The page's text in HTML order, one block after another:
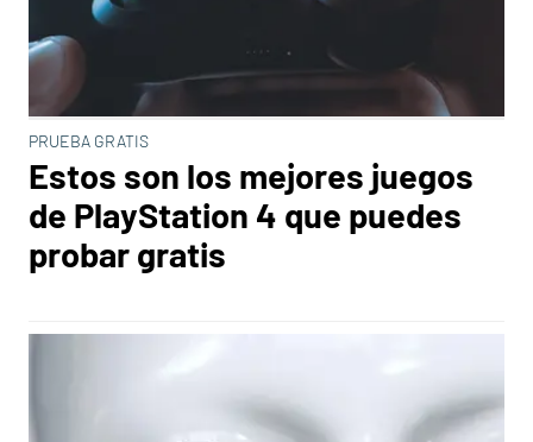
PRUEBA GRATIS
Estos son los mejores juegos
de PlayStation 4 que puedes
probar gratis